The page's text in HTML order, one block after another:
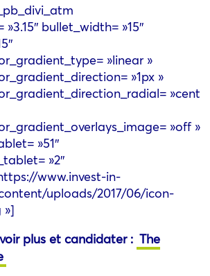
»3.15″ bullet_width= »15″
»linear »
»1px »
»cent
»off »
»51″
»2″
www.invest-in-
uploads/2017/06/icon-
»]
plus et candidater : The